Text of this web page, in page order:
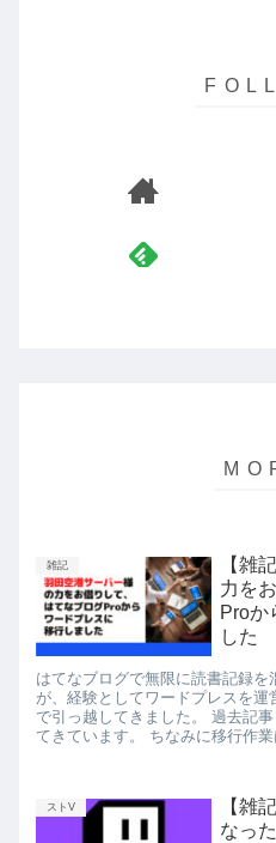
雑記
【雑
力を
Proか
した
はてなブログで無限に読書記録
が、経験としてワードプレスを運
で引っ越してきました。 過去記
てきています。 ちなみに移行作
ストV
【雑
なっ